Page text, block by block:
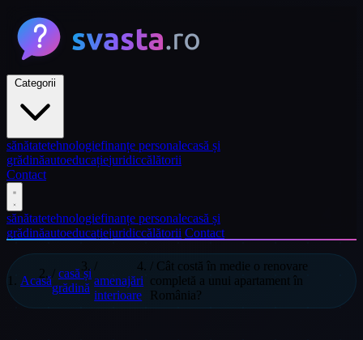
sănătatetehnologiefinanțe personalecasă și
grădinăautoeducațiejuridiccălătorii
Contact
sănătatetehnologiefinanțe personalecasă și
grădinăautoeducațiejuridiccălătorii Contact
Acasă
casă și
grădină
amenajări
interioare
/ Cât costă în medie o renovare
completă a unui apartament în
România?